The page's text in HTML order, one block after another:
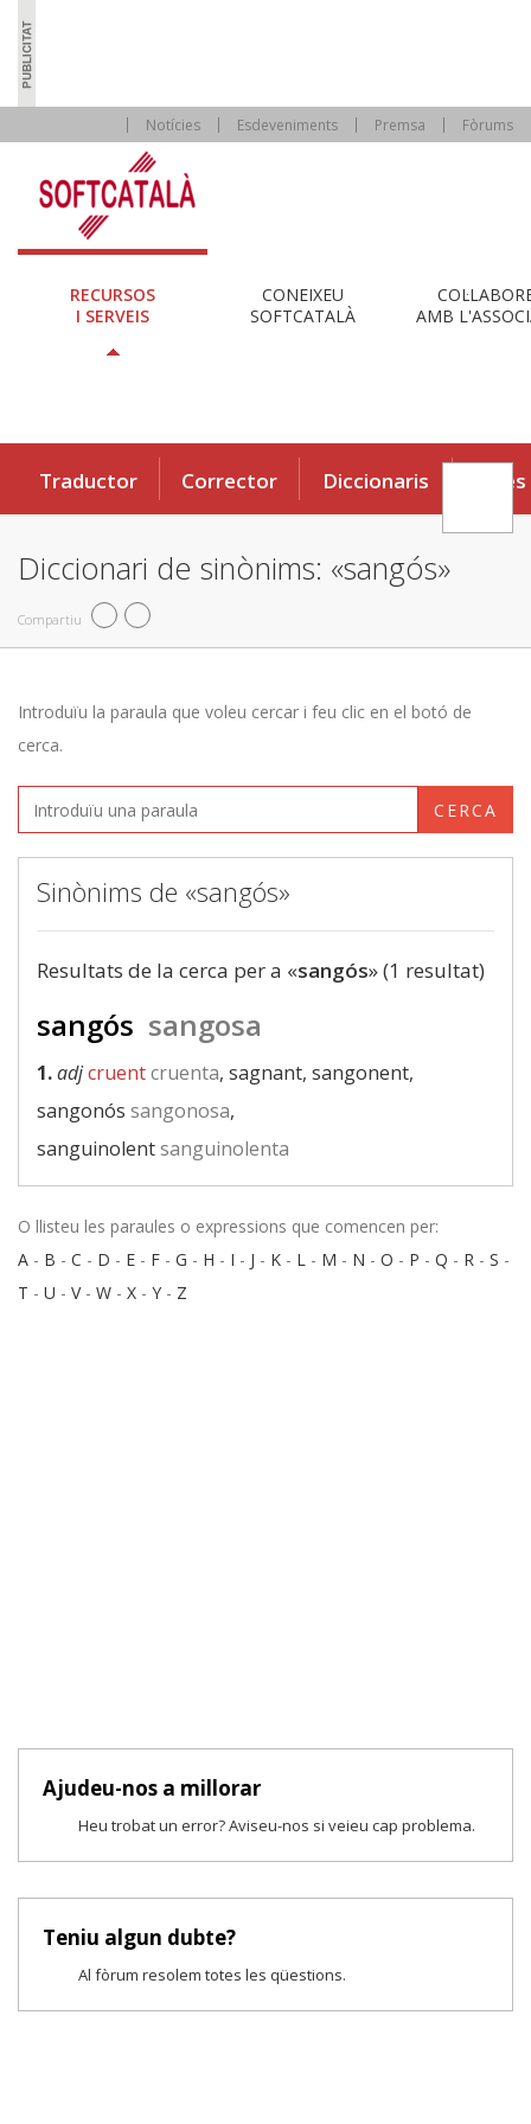
Notícies Esdeveniments Premsa Fòrums
RECURSOS
I SERVEIS
CONEIXEU
SOFTCATALÀ
AMB
Traductor Corrector Diccionaris Eines
Diccionari de sinònims: «sangós»
Compartiu
Introduïu la paraula que voleu cercar i feu clic en el botó de
cerca.
CERCA
Sinònims de «sangós»
Resultats de la cerca per a «sangós» (1 resultat)
sangós sangosa
1.adjcruentcruenta, sagnant, sangonent,
sangonós sangonosa,
sanguinolentsanguinolenta
O llisteu les paraules o expressions que comencen per:
A - B - C - D - E - F - G - H - I - J - K - L - M - N - O - P - Q - R - S -
T - U - V- W - X - Y - Z
Ajudeu-nos a millorar
Heu trobat un error? Aviseu-nos si veieu cap problema.
Teniu algun dubte?
Al fòrum resolem totes les qüestions.